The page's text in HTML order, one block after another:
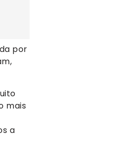
por
mais
a